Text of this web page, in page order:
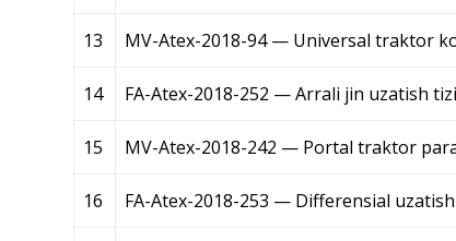
13 MV-Atex-2018-94 — Universal traktor
14 FA-Atex-2018-252 — Arrali jin uzatish
15 MV-Atex-2018-242 — Portal traktor
16 FA-Atex-2018-253 — Differensial